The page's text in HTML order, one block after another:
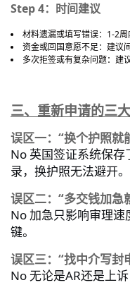
Step 4：时间建议
材料遗漏或填写错误： 1-2周
资金或回国意愿不足：建议
多次拒签或有复杂问题：建
三、重新申请的三
误区一：“换个护照就
No 英国签证系统保存
录，换护照无法避开
误区二：“多交钱加急
No 加急只影响审理速
键。
误区三：“找中介写封
No 无论是AR还是上